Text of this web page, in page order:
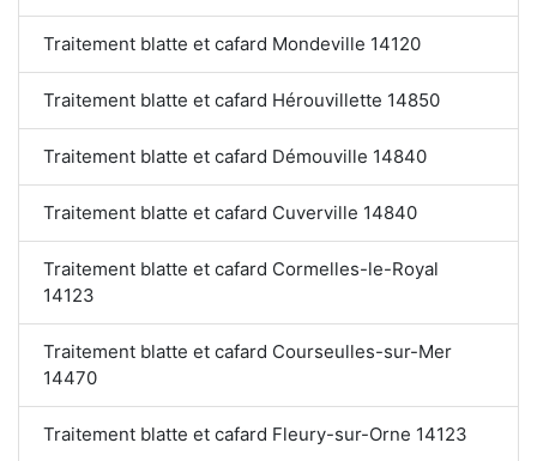
Traitement blatte et cafard Mondeville 14120
Traitement blatte et cafard Hérouvillette 14850
Traitement blatte et cafard Démouville 14840
Traitement blatte et cafard Cuverville 14840
Traitement blatte et cafard Cormelles-le-Royal
14123
Traitement blatte et cafard Courseulles-sur-Mer
14470
Traitement blatte et cafard Fleury-sur-Orne 14123